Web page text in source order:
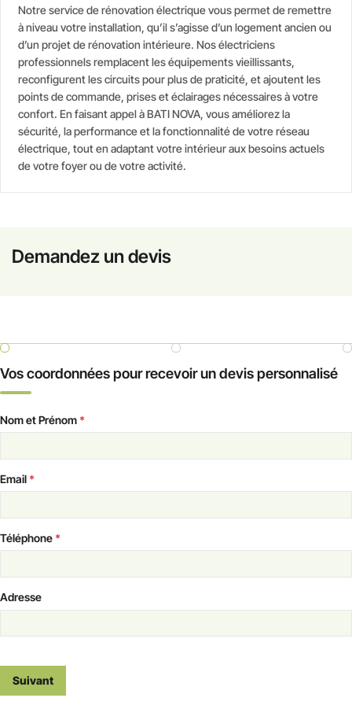
Notre service de rénovation électrique vous permet de remettre
à niveau votre installation, qu’il s’agisse d’un logement ancien ou
d’un projet de rénovation intérieure. Nos électriciens
professionnels remplacent les équipements vieillissants,
reconfigurent les circuits pour plus de praticité, et ajoutent les
points de commande, prises et éclairages nécessaires à votre
confort. En faisant appel à BATI NOVA, vous améliorez la
sécurité, la performance et la fonctionnalité de votre réseau
électrique, tout en adaptant votre intérieur aux besoins actuels
de votre foyer ou de votre activité.
Demandez un devis
Vos coordonnées pour recevoir un devis personnalisé
Nom et Prénom*
Email*
Téléphone*
Adresse
Suivant